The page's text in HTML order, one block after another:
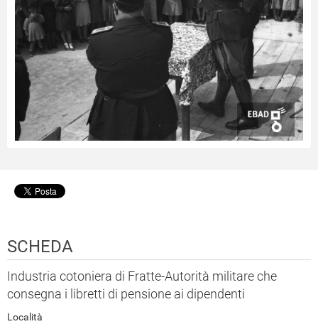
SCHEDA
Industria cotoniera di Fratte-Autorità militare che
consegna i libretti di pensione ai dipendenti
Località